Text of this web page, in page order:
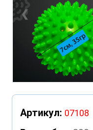
❮
Артикул: 07108